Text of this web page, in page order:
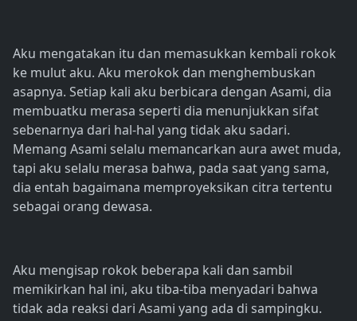
Aku mengatakan itu dan memasukkan kembali rokok
ke mulut aku. Aku merokok dan menghembuskan
asapnya. Setiap kali aku berbicara dengan Asami, dia
membuatku merasa seperti dia menunjukkan sifat
sebenarnya dari hal-hal yang tidak aku sadari.
Memang Asami selalu memancarkan aura awet muda,
tapi aku selalu merasa bahwa, pada saat yang sama,
dia entah bagaimana memproyeksikan citra tertentu
sebagai orang dewasa.
Aku mengisap rokok beberapa kali dan sambil
memikirkan hal ini, aku tiba-tiba menyadari bahwa
tidak ada reaksi dari Asami yang ada di sampingku.